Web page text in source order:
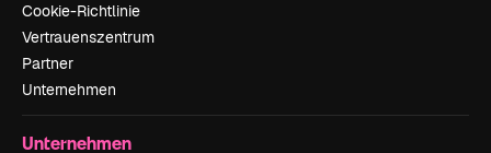
Cookie-Richtlinie
Vertrauenszentrum
Partner
Unternehmen
Unternehmen